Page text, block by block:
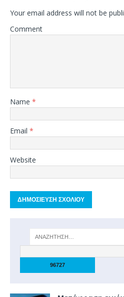
Your email address will not be
Comment
Name *
Email *
Website